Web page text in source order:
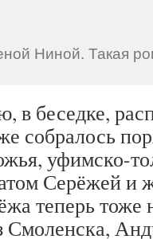
Ниной. Такая
в беседке,
собралось
уфимско-
Серёжей и
теперь
Смоленска,